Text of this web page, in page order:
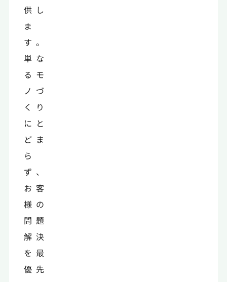
供し
ま
す。
単な
るモ
ノづ
くり
にと
どま
ら
ず、
お客
様の
問題
解決
を最
優先